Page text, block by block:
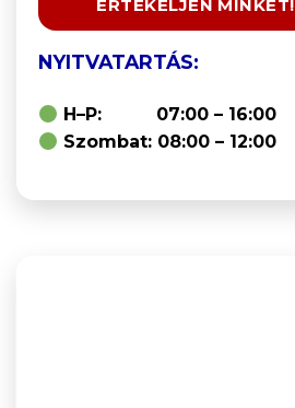
ÉRTÉKELJEN MINKET!
NYITVATARTÁS:
H–P: 07:00 – 16:00
Szombat: 08:00 – 12:00